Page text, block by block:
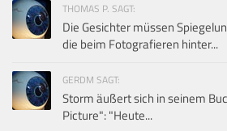
THOMAS P. SAGT:
Die Gesichter müssen
die beim Fotografieren hinter...
GERDM SAGT:
Storm äußert sich in seinem
Picture": "Heute...